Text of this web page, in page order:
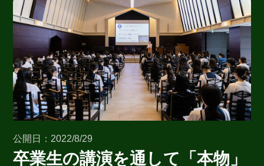
ブックマークした学校
ブックマークした学校はありません
公開日：2022/8/29
卒業生の講演を通して「本物」